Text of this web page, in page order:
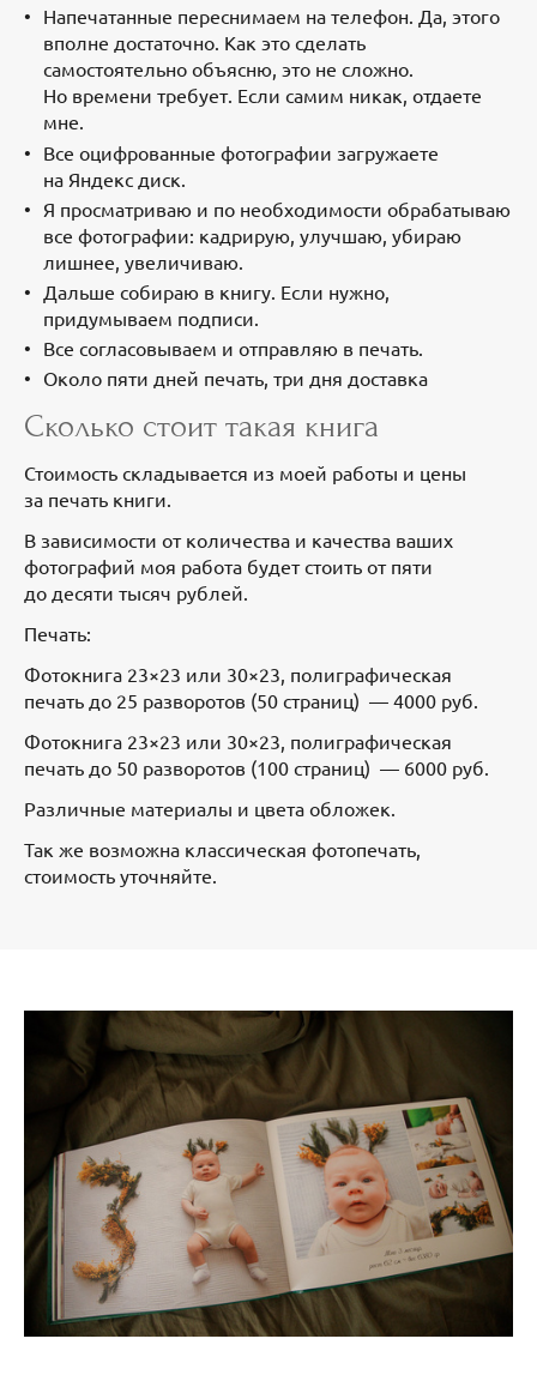
Напечатанные переснимаем на телефон. Да, этого
вполне достаточно. Как это сделать
самостоятельно объясню, это не сложно.
Но времени требует. Если самим никак, отдаете
мне.
Все оцифрованные фотографии загружаете
на Яндекс диск.
Я просматриваю и по необходимости обрабатываю
все фотографии: кадрирую, улучшаю, убираю
лишнее, увеличиваю.
Дальше собираю в книгу. Если нужно,
придумываем подписи.
Все согласовываем и отправляю в печать.
Около пяти дней печать, три дня доставка
Сколько стоит такая книга
Стоимость складывается из моей работы и цены
за печать книги.
В зависимости от количества и качества ваших
фотографий моя работа будет стоить от пяти
до десяти тысяч рублей.
Печать:
Фотокнига 23×23 или 30×23, полиграфическая
печать до 25 разворотов (50 страниц) — 4000 руб.
Фотокнига 23×23 или 30×23, полиграфическая
печать до 50 разворотов (100 страниц) — 6000 руб.
Различные материалы и цвета обложек.
Так же возможна классическая фотопечать,
стоимость уточняйте.